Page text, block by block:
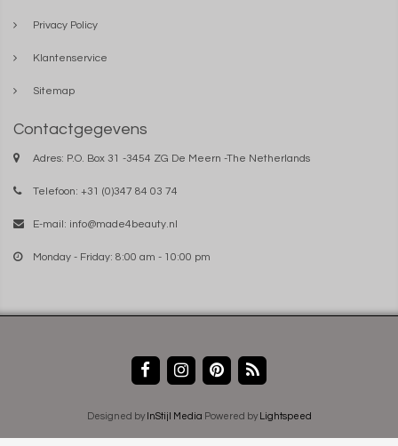
Privacy Policy
Klantenservice
Sitemap
Contactgegevens
Adres: P.O. Box 31 -3454 ZG De Meern -The Netherlands
Telefoon: +31 (0)347 84 03 74
E-mail: info@made4beauty.nl
Monday - Friday: 8:00 am - 10:00 pm
Designed by InStijl Media Powered by Lightspeed